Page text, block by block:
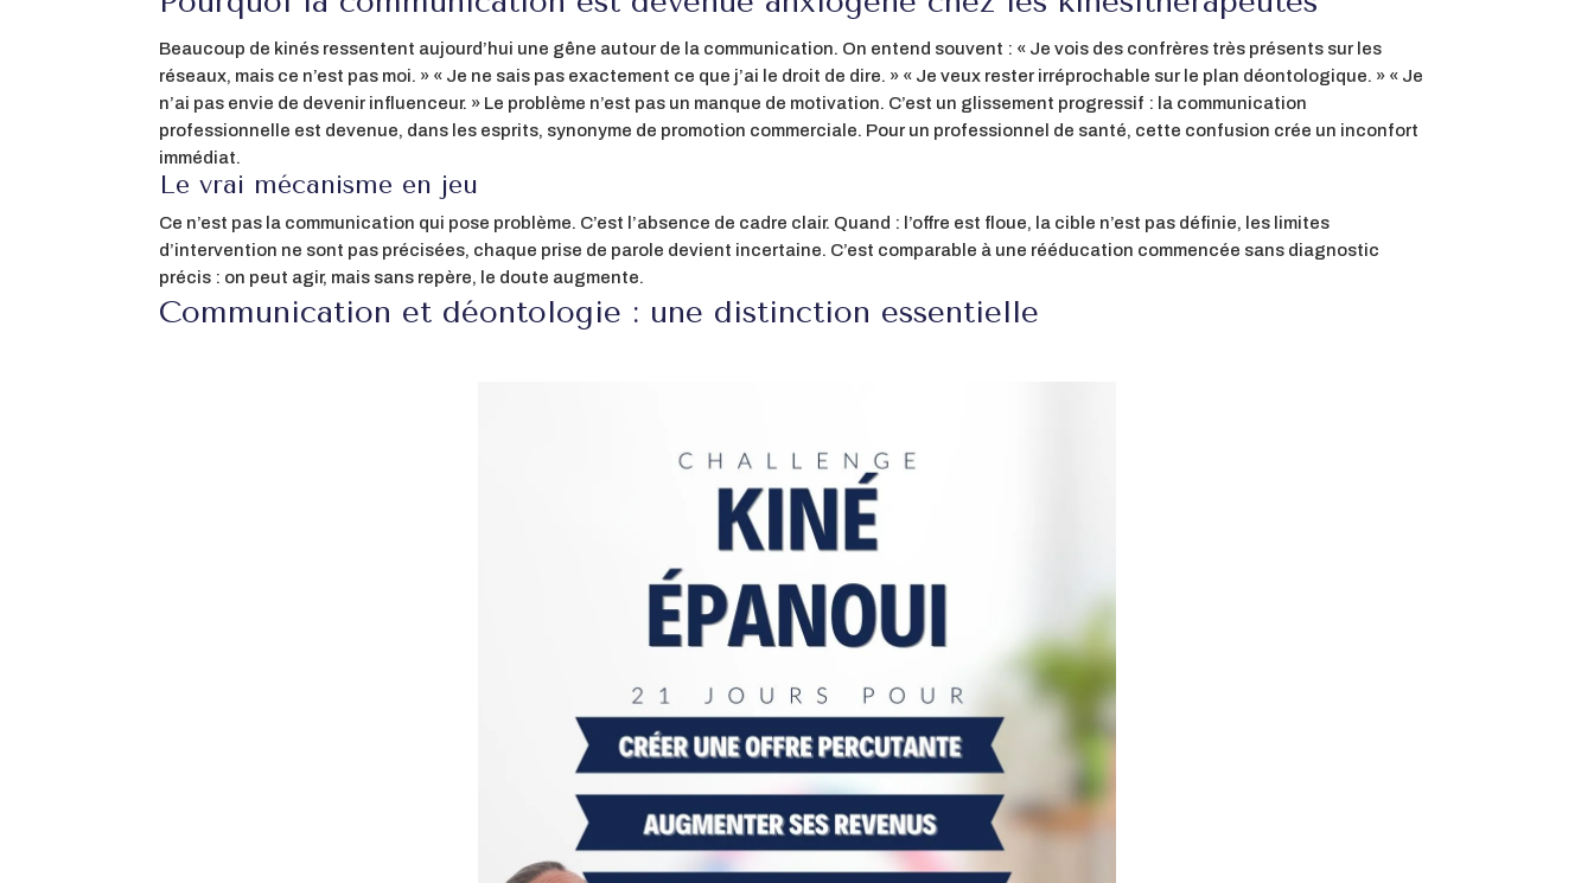
Beaucoup de kinés ressentent aujourd’hui une gêne autour de la communication. On entend souvent : « Je vois des confrères très présents sur les
réseaux, mais ce n’est pas moi. » « Je ne sais pas exactement ce que j’ai le droit de dire. » « Je veux rester irréprochable sur le plan déontologique. » « Je
n’ai pas envie de devenir influenceur. » Le problème n’est pas un manque de motivation. C’est un glissement progressif : la communication
professionnelle est devenue, dans les esprits, synonyme de promotion commerciale. Pour un professionnel de santé, cette confusion crée un inconfort
immédiat.
Le vrai mécanisme en jeu
Ce n’est pas la communication qui pose problème. C’est l’absence de cadre clair. Quand : l’offre est floue, la cible n’est pas définie, les limites
d’intervention ne sont pas précisées, chaque prise de parole devient incertaine. C’est comparable à une rééducation commencée sans diagnostic
précis : on peut agir, mais sans repère, le doute augmente.
Communication et déontologie : une distinction essentielle